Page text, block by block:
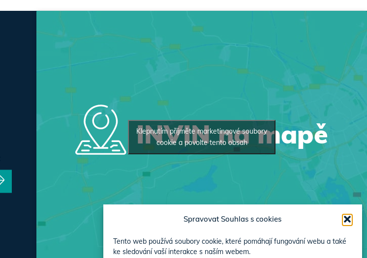
Spravovat Souhlas s cookies
Tento web používá soubory cookie, které pomáhají fungování webu a také
ke sledování vaší interakce s naším webem.
INVIN na mapě
Klepnutím přijměte marketingové soubory
cookie a povolte tento obsah